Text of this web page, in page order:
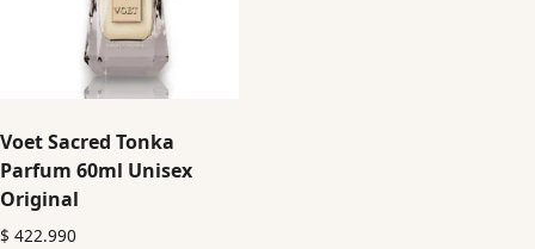
Voet Sacred Tonka
Parfum 60ml Unisex
Original
$ 422.990